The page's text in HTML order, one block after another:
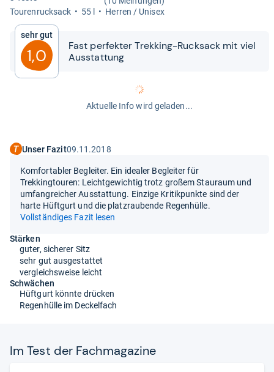
Tou­ren­ruck­sack
55 l Her­ren / Uni­sex
Sehr gut
1,0
Fast per­fek­ter Trek­king-​​Ruck­sack mit viel
Aus­stat­tung
Aktuelle Info wird geladen...
Unser Fazit09.11.2018
Komfortabler Begleiter. Ein idealer Begleiter für
Trekkingtouren: Leichtgewichtig trotz großem Stauraum und
umfangreicher Ausstattung. Einzige Kritikpunkte sind der
harte Hüftgurt und die platzraubende Regenhülle.
Vollständiges Fazit lesen
Stärken
guter, sicherer Sitz
sehr gut ausgestattet
vergleichsweise leicht
Schwächen
Hüftgurt könnte drücken
Regenhülle im Deckelfach
Im Test der Fach­ma­ga­zine